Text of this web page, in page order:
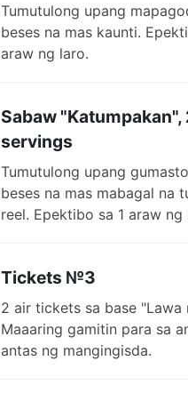
Tumutulong upang
beses na mas kaunti.
araw ng laro.
Sabaw "Katumpakan",
servings
Tumutulong upang
beses na mas mabagal na
reel. Epektibo sa 1 araw ng
Tickets №3
2 air tickets sa base "Lawa
Maaaring gamitin para sa
antas ng mangingisda.